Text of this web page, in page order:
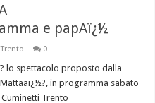
e papAï¿½
Trento 0
lo spettacolo proposto dalla
in programma sabato
Trento